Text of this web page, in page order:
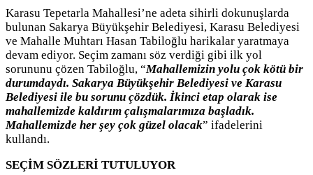
Karasu Tepetarla Mahallesi’ne adeta sihirli dokunuşlarda
bulunan Sakarya Büyükşehir Belediyesi, Karasu Belediyesi
ve Mahalle Muhtarı Hasan Tabiloğlu harikalar yaratmaya
devam ediyor. Seçim zamanı söz verdiği gibi ilk yol
sorununu çözen Tabiloğlu, “Mahallemizin yolu çok kötü bir
durumdaydı. Sakarya Büyükşehir Belediyesi ve Karasu
Belediyesi ile bu sorunu çözdük. İkinci etap olarak ise
mahallemizde kaldırım çalışmalarımıza başladık.
Mahallemizde her şey çok güzel olacak” ifadelerini
kullandı.
SEÇİM SÖZLERİ TUTULUYOR